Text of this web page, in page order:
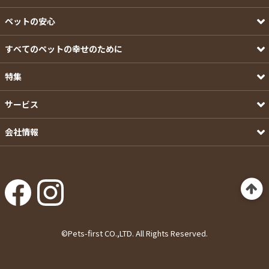
ペットの安心
すべてのペットの幸せのために
特集
サービス
会社情報
©Pets-first CO.,LTD. All Rights Reserved.